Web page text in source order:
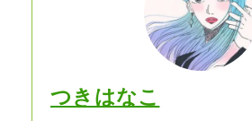
つきはなこ